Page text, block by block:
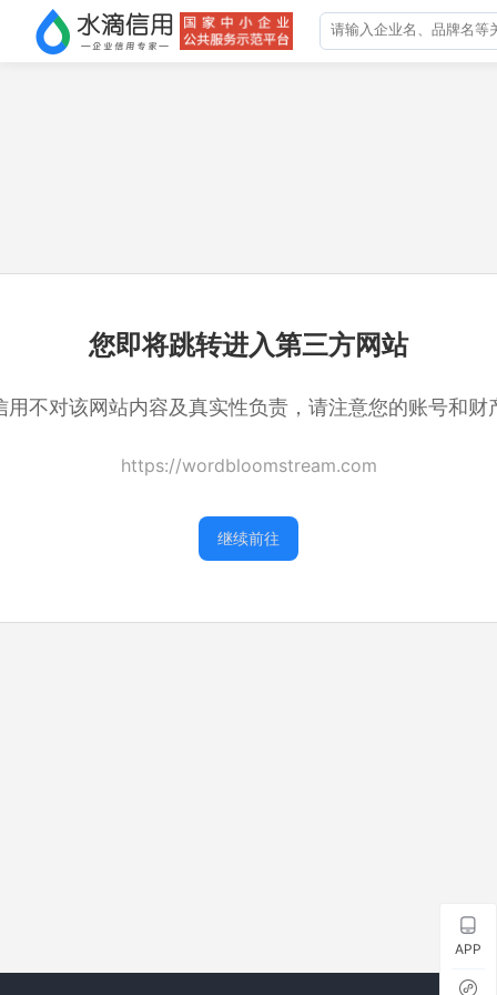
您即将跳转进入第三方网站
用不对该网站内容及真实性负责，请注意您的账号和财
https://wordbloomstream.com
继续前往
APP